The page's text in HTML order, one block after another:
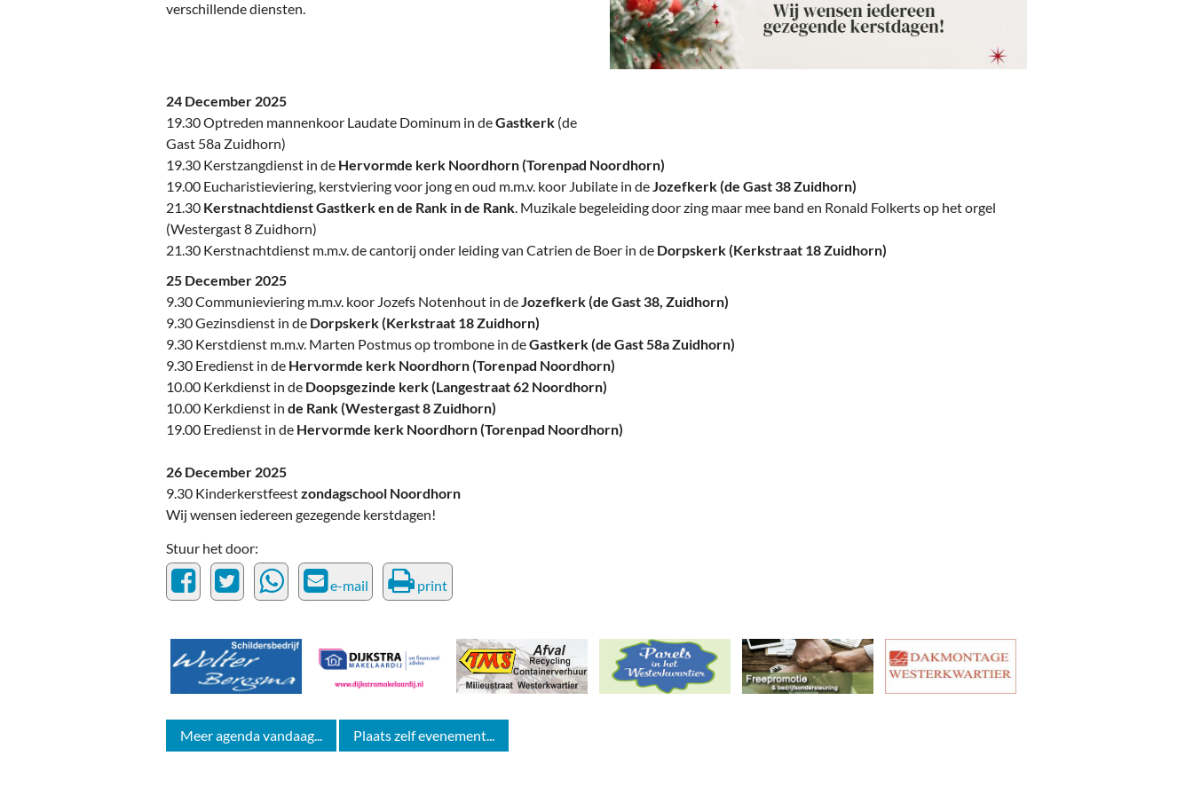
On-line bestellen in Zuidhorn
Diensten, Gemak & Zakelijk
(Ver) Bouw & Onderhoud
Bedrijventerreinen
Bedrijven in de Regio Zuidhorn
verschillende diensten.
24 December 2025
19.30 Optreden mannenkoor Laudate Dominum in deGastkerk (de
Gast 58a Zuidhorn)
19.30 Kerstzangdienst in de Hervormde kerk Noordhorn (Torenpad Noordhorn)
19.00 Eucharistieviering, kerstviering voor jong en oud m.m.v. koor Jubilate in de Jozefkerk (de Gast 38 Zuidhorn)
21.30 Kerstnachtdienst Gastkerk en de Rank in de Rank . Muzikale begeleiding door zing maar mee band en Ronald Folkerts op het orgel
(Westergast 8 Zuidhorn)
21.30 Kerstnachtdienst m.m.v. de cantorij onder leiding van Catrien de Boer in de Dorpskerk (Kerkstraat 18 Zuidhorn)
25 December 2025
9.30 Communieviering m.m.v. koor Jozefs Notenhout in de Jozefkerk (de Gast 38, Zuidhorn)
9.30 Gezinsdienst in de Dorpskerk (Kerkstraat 18 Zuidhorn)
9.30 Kerstdienst m.m.v. Marten Postmus op trombone in deGastkerk (de Gast 58a Zuidhorn)
9.30 Eredienst in de Hervormde kerk Noordhorn (Torenpad Noordhorn)
10.00 Kerkdienst in de Doopsgezinde kerk (Langestraat 62 Noordhorn)
10.00 Kerkdienst in de Rank (Westergast 8 Zuidhorn)
19.00 Eredienst in de Hervormde kerk Noordhorn (Torenpad Noordhorn)
26 December 2025
9.30 Kinderkerstfeestzondagschool Noordhorn
Wij wensen iedereen gezegende kerstdagen!
Stuur het door:
e-mail print
Meer agenda vandaag... Plaats zelf evenement...